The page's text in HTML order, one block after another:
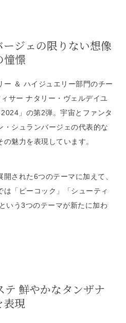
ジェの限りない想像
憧憬
ー ＆ ハイジュエリー部門のチー
サー ナタリー・ヴェルデイユ
」の第2弾。宇宙とファンタ
・シュランバージェの代表的な
魅力を表現しています。
開された6つのテーマに加えて、
「ピーコック」「シューティ
いう3つのテーマが新たに加わ
テ 鮮やかなタンザナ
表現